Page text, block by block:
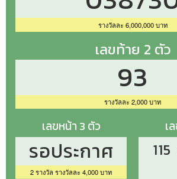
รางวัลละ 6,000,000 บาท
เลขท้าย 2 ตัว
93
รางวัลละ 2,000 บาท
เลขหน้า 3 ตัว
รอประกาศ
2 รางวัล รางวัลละ 4,000 บาท
เ